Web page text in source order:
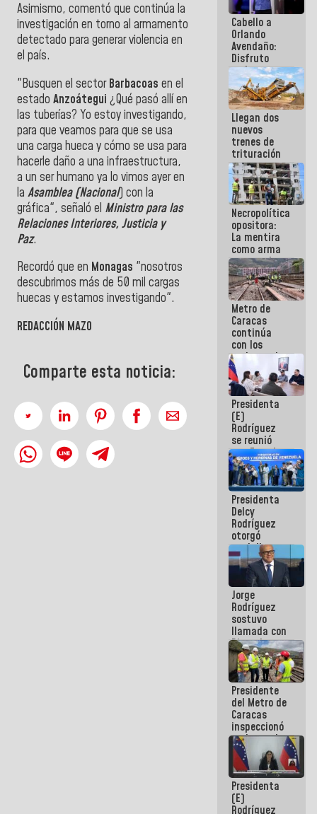
Asimismo, comentó que continúa la
investigación en torno al armamento
detectado para generar violencia en
el país.
"Busquen el sectorBarbacoas en el
estado Anzoátegui ¿Qué pasó allí en
las tuberías? Yo estoy investigando,
para que veamos para que se usa
una carga hueca y cómo se usa para
hacerle daño a una infraestructura,
a un ser humano ya lo vimos ayer en
la Asamblea (Nacional) con la
gráfica", señaló el Ministro para las
Relaciones Interiores, Justicia y
Paz.
Recordó que en Monagas "nosotros
descubrimos más de 50 mil cargas
huecas y estamos investigando".
REDACCIÓN MAZO
Comparte esta noticia:
Cabello a
Orlando
Avendaño:
Disfruto
cada vez
que escribes
porque lo
que haces
es
embarrarla
Llegan dos
nuevos
trenes de
trituración
para
optimizar
manejo de
escombros
en La Guaira
Necropolítica
opositora:
La mentira
como arma
contra el
Pueblo
Metro de
Caracas
continúa
con los
trabajos de
mantenimiento
e inspección
en la Línea 2
Presidenta
(E)
Rodríguez
se reunió
con Estado
Mayor
Eléctrico
para
abordar
planes de
acción
Presidenta
Delcy
Rodríguez
otorgó
medalla
"Héroe de
Venezuela"
a servidores
públicos
Jorge
Rodríguez
sostuvo
llamada con
Dinorah
Figuera y
acuerdan
primer
encuentro
presencial
para el
diálogo
Presidente
del Metro de
Caracas
inspeccionó
trabajos de
rehabilitación
y
modernización
de la vía
férrea
Presidenta
(E)
Rodríguez